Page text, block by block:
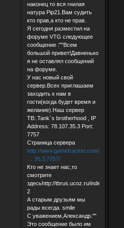
наконец то вся гнилая
натура Pip21.Вам судить
кто прав,а кто не прав.
Я сегодня разместил на
форуме VTG следующее
сообщение :""Всем
большой привет!Давненько
я не оставлял сообщений
на форуме.
У нас новый свой
сервер.Всех приглашаем
заходить к нам в
гости(когда будет время и
желание).Наш сервер
TB:.Tank`s brotherhood , IP
Address: 78.107.35.3 Port:
7757
Страница сервера
http://www.gametracker.com/
… 35.3:7757/
Кто не знает нас,то
смотрите
здесьhttp://tbrus.ucoz.ru/index/0-
2
А старым друзьям мы
рады всегда. smile
С уважением,Александр.""
Это сообщение было им